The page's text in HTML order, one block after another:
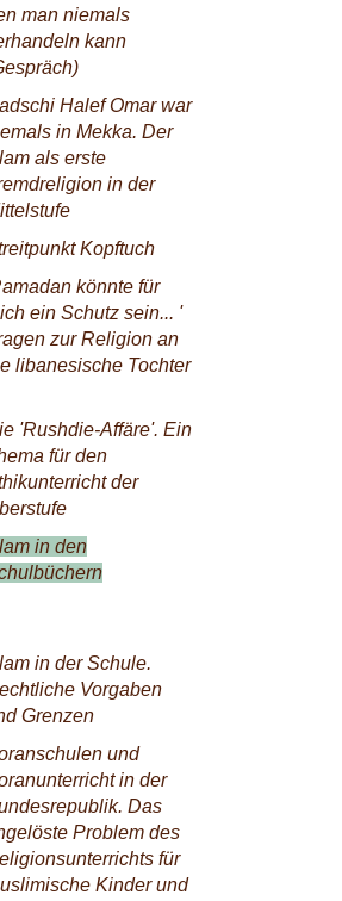
man niemals
kann
Halef Omar war
in Mekka. Der
als erste
in der
Kopftuch
könnte für
ein Schutz sein... '
zur Religion an
libanesische Tochter
'Rushdie-Affäre'. Ein
für den
der
in den
in der Schule.
Vorgaben
Grenzen
und
in der
Das
Problem des
für
Kinder und